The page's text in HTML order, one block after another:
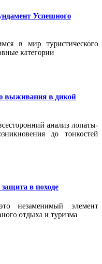
Успешного
в мир туристического
категории
выживания в дикой
анализ лопаты-
до тонкостей
в походе
незаменимый элемент
отдыха и туризма